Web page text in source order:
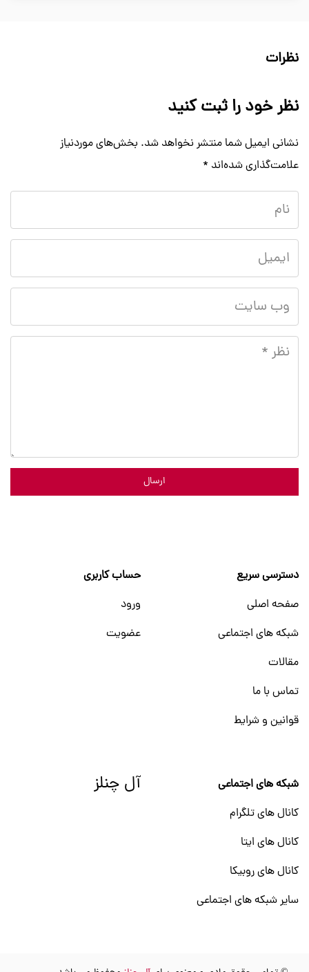
نظرات
نظر خود را ثبت کنید
نشانی ایمیل شما منتشر نخواهد شد. بخش‌های موردنیاز
علامت‌گذاری شده‌اند *
ارسال
دسترسی سریع
صفحه اصلی
شبکه های اجتماعی
مقالات
تماس با ما
قوانین و شرایط
حساب کاربری
ورود
عضویت
شبکه های اجتماعی
کانال های تلگرام
کانال های ایتا
کانال های روبیکا
سایر شبکه های اجتماعی
آل چنلز